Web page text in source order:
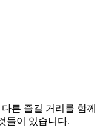
른 즐길 거리를 함께
들이 있습니다.